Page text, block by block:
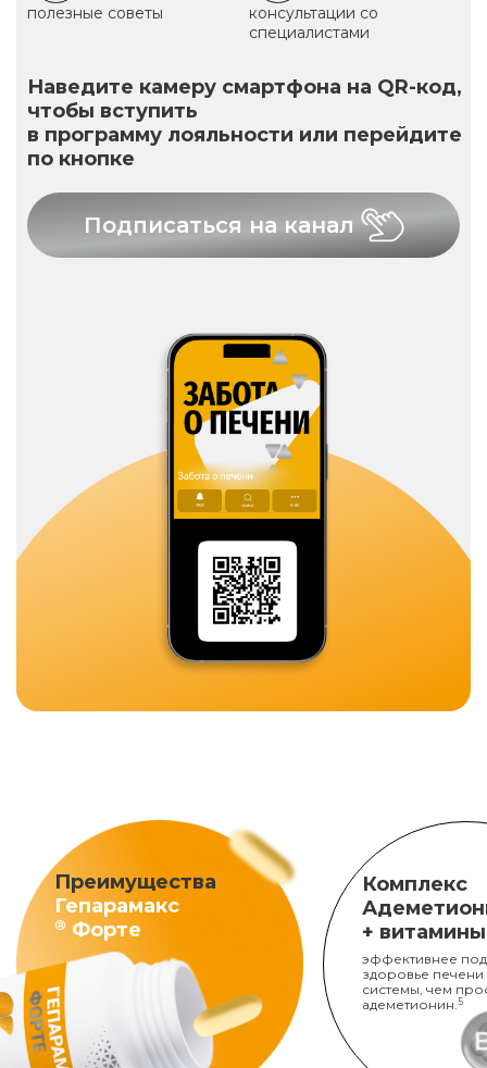
полезные советы
консультации со
специалистами
Наведите камеру смартфона на QR-код,
чтобы вступить
в программу лояльности или перейдите
по кнопке
Подписаться на канал
Преимущества
Гепарамакс
® Форте
Комплекс
+
эффективнее
здоровье печени
системы, чем
адеметионин. 5